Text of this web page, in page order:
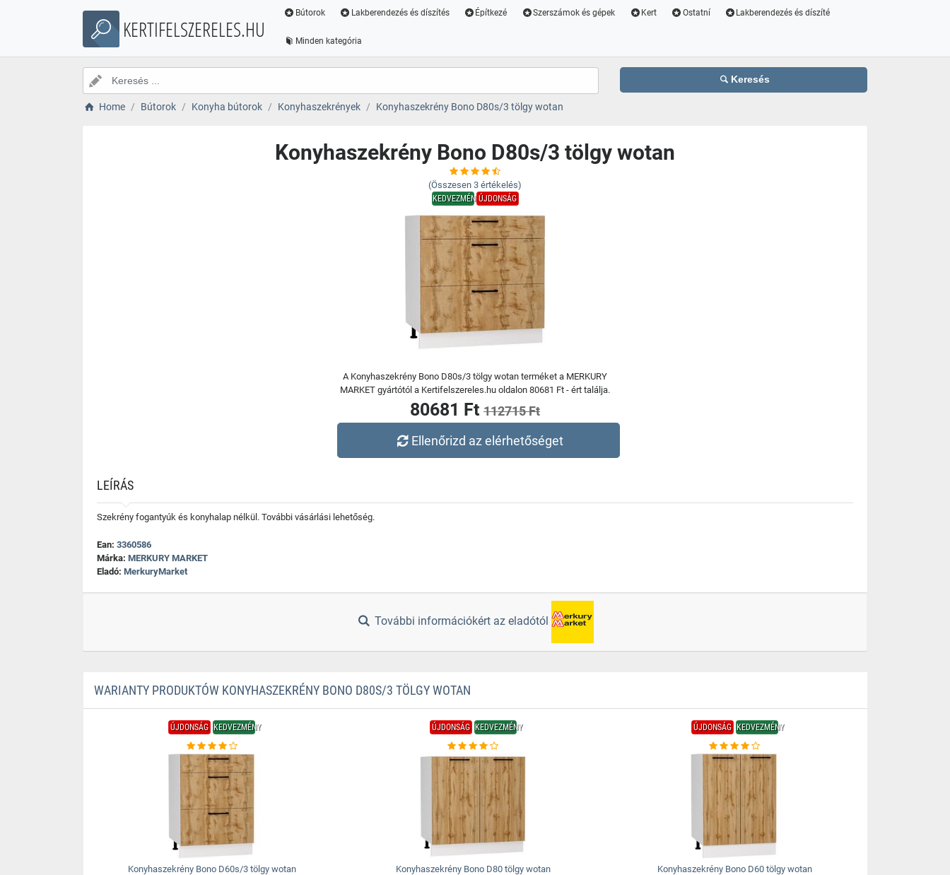
KERTIFELSZERELES.HU
Bútorok Lakberendezés és díszítés Építkezé Szerszámok és gépek Kert Ostatní Lakberendezés és díszíté
Minden kategória
Keresés
Home Bútorok Konyha bútorok Konyhaszekrények Konyhaszekrény Bono D80s/3 tölgy wotan
Konyhaszekrény Bono D80s/3 tölgy wotan
(Összesen 3 értékelés)
KEDVEZMÉNYÚJDONSÁG
A Konyhaszekrény Bono D80s/3 tölgy wotan terméket a MERKURY
MARKET gyártótól a Kertifelszereles.hu oldalon 80681 Ft - ért találja.
80681 Ft 112715 Ft
Ellenőrizd az elérhetőséget
LEÍRÁS
Szekrény fogantyúk és konyhalap nélkül. További vásárlási lehetőség.
Ean: 3360586
Márka: MERKURY MARKET
Eladó: MerkuryMarket
További információkért az eladótól
WARIANTY PRODUKTÓW KONYHASZEKRÉNY BONO D80S/3 TÖLGY WOTAN
ÚJDONSÁG KEDVEZMÉNY
Konyhaszekrény Bono D60s/3 tölgy wotan
ÚJDONSÁG KEDVEZMÉNY
Konyhaszekrény Bono D80 tölgy wotan
ÚJDONSÁG KEDVEZMÉNY
Konyhaszekrény Bono D60 tölgy wotan